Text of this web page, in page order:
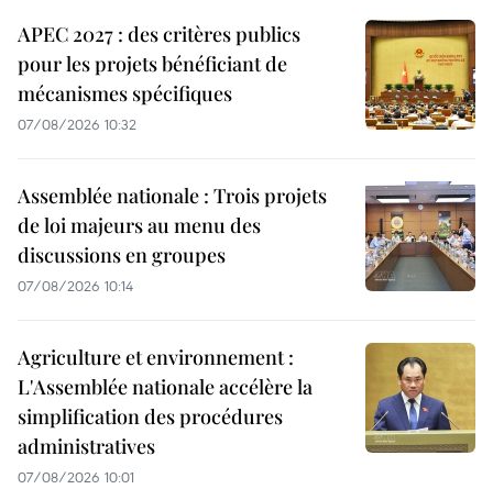
APEC 2027 : des critères publics
pour les projets bénéficiant de
mécanismes spécifiques
07/08/2026 10:32
Assemblée nationale : Trois projets
de loi majeurs au menu des
discussions en groupes
07/08/2026 10:14
Agriculture et environnement :
L'Assemblée nationale accélère la
simplification des procédures
administratives
07/08/2026 10:01